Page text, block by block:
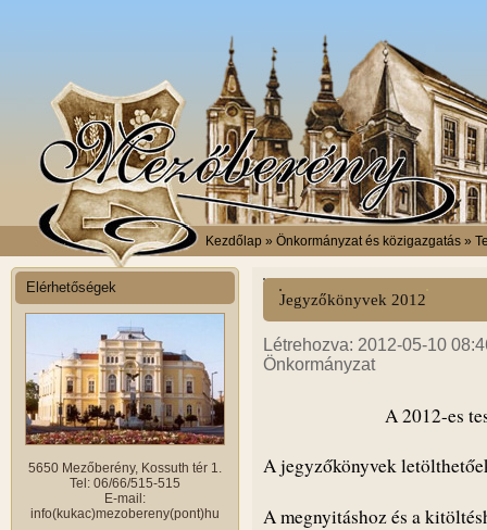
Kezdőlap » Önkormányzat és közigazgatás »
Elérhetőségek
5650 Mezőberény, Kossuth tér 1.
Tel: 06/66/515-515
E-mail:
info(kukac)mezobereny(pont)hu
Jegyzőkönyvek 2012
Létrehozva: 2012-05-10
Önkormányzat
A 2012-es
A jegyzőkönyvek
A megnyitáshoz és a